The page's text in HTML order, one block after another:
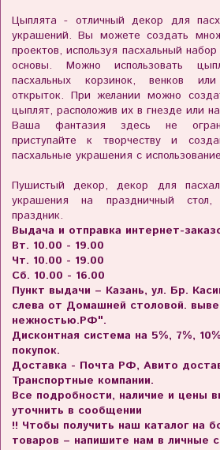
Цыплята - отличный декор для
украшений. Вы можете создать
проектов, используя пасхальный
основы. Можно использовать
пасхальных корзинок, венков или
открыток. При желании можно
цыплят, расположив их в гнезде или
Ваша фантазия здесь не
приступайте к творчеству и
пасхальные украшения с
Пушистый декор, декор для
украшения на праздничный
праздник.
Выдача и отправка интернет-
Вт. 10.00 - 19.00
Чт. 10.00 - 19.00
Сб. 10.00 - 16.00
Пункт выдачи – Казань, ул. Бр.
слева от Домашней столовой.
нежностью.РФ".
Дисконтная система на 5%, 7%,
покупок.
Доставка - Почта РФ, Авито
Транспортные компании.
Все подробности, наличие и цены
уточнить в сообщении
!! Чтобы получить наш каталог на
товаров – напишите нам в личные